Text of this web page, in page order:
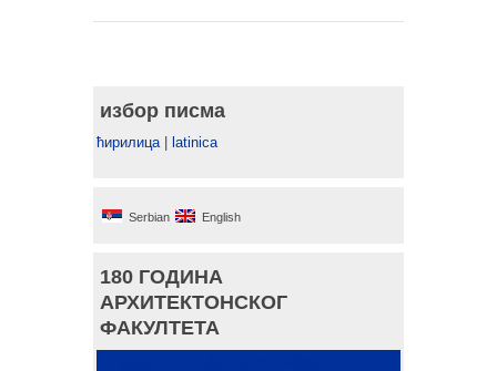
избор писма
ћирилица| latinica
Serbian English
180 ГОДИНА
АРХИТЕКТОНСКОГ
ФАКУЛТЕТА